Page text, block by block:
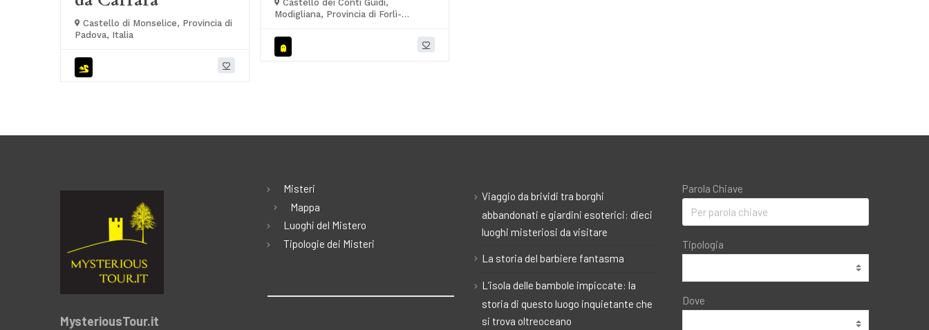
Castello di Monselice, Provincia di
Padova, Italia
Castello dei Conti Guidi,
Modigliana, Provincia di Forlì-
MysteriousTour.it
Misteri
Mappa
Luoghi del Mistero
Tipologie dei Misteri
Viaggio da brividi tra borghi
abbandonati e giardini esoterici: dieci
luoghi misteriosi da visitare
La storia del barbiere fantasma
L’isola delle bambole impiccate: la
storia di questo luogo inquietante che
si trova oltreoceano
Parola Chiave
Tipologia
Dove